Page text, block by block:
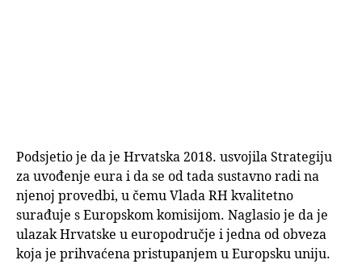
Podsjetio je da je Hrvatska 2018. usvojila Strategiju
za uvođenje eura i da se od tada sustavno radi na
njenoj provedbi, u čemu Vlada RH kvalitetno
surađuje s Europskom komisijom. Naglasio je da je
ulazak Hrvatske u europodručje i jedna od obveza
koja je prihvaćena pristupanjem u Europsku uniju.